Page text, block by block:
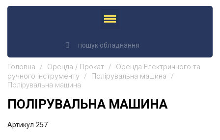
Головна Оренда / Прокат
Оренда Електричного та
ручного інструменту
Полірувальна машина
Полірувальна машина
ПОЛІРУВАЛЬНА МАШИНА
Артикул 257